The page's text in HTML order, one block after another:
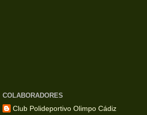
COLABORADORES
Club Polideportivo Olimpo Cádiz